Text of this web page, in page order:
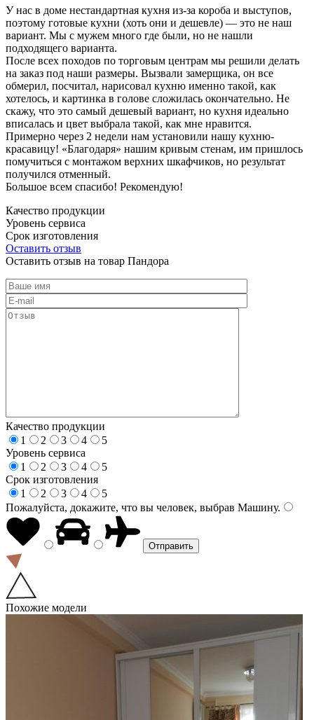
У нас в доме нестандартная кухня из-за короба и выступов,
поэтому готовые кухни (хоть они и дешевле) — это не наш
вариант. Мы с мужем много где были, но не нашли
подходящего варианта.
После всех походов по торговым центрам мы решили делать
на заказ под наши размеры. Вызвали замерщика, он все
обмерил, посчитал, нарисовал кухню именно такой, как
хотелось, и картинка в голове сложилась окончательно. Не
скажу, что это самый дешевый вариант, но кухня идеально
вписалась и цвет выбрала такой, как мне нравится.
Примерно через 2 недели нам установили нашу кухню-
красавицу! «Благодаря» нашим кривым стенам, им пришлось
помучиться с монтажом верхних шкафчиков, но результат
получился отменный.
Большое всем спасибо! Рекомендую!
Качество продукции
Уровень сервиса
Срок изготовления
Оставить отзыв
Оставить отзыв на товар Пандора
Качество продукции
1
2 3 4
5
Уровень сервиса
1
2 3 4
5
Срок изготовления
1
2 3 4
5
Пожалуйста, докажите, что вы человек, выбрав Машину.
Похожие модели